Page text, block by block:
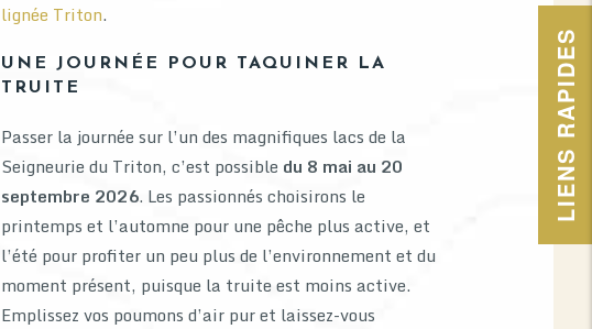
lignée Triton.
UNE JOURNÉE POUR TAQUINER LA
TRUITE
Passer la journée sur l’un des magnifiques lacs de la
Seigneurie du Triton, c’est possible du 8 mai au 20
septembre 2026. Les passionnés choisirons le
printemps et l’automne pour une pêche plus active, et
l’été pour profiter un peu plus de l’environnement et du
moment présent, puisque la truite est moins active.
Emplissez vos poumons d’air pur et laissez-vous
LIENS RAPIDES